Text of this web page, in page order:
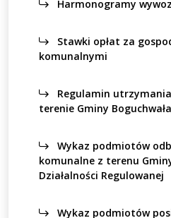
Harmonogramy
Stawki opłat za
komunalnymi
Regulamin
terenie Gminy Boguchwała
Wykaz podmiotów
komunalne z terenu
Działalności Regulowanej
Wykaz podmiotów